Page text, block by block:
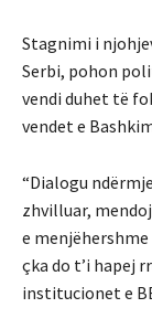
Stagnimi i
Serbi, pohon
vendi duhet të
vendet e
“Dialogu
zhvilluar,
e menjëhershme
çka do t’i hapej
institucionet e